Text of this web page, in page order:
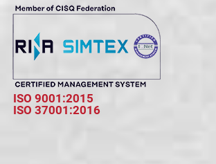
ISO 9001:2015
ISO 37001:2016